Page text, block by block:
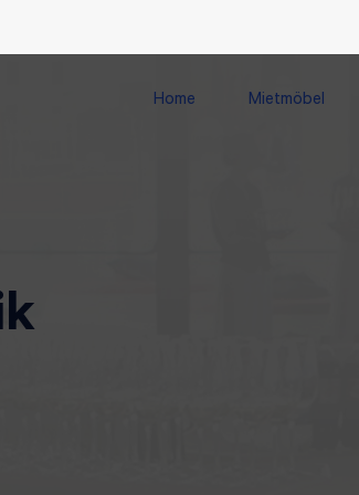
Home Mietmöbel